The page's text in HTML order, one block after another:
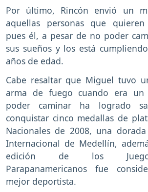
Por último, Rincón envió un
aquellas personas que
pues él, a pesar de no poder
sus sueños y los está
años de edad.
Cabe resaltar que Miguel tuvo
arma de fuego cuando era
poder caminar ha logrado
conquistar cinco medallas de
Nacionales de 2008, una
Internacional de Medellín,
edición de los
Parapanamericanos fue
mejor deportista.